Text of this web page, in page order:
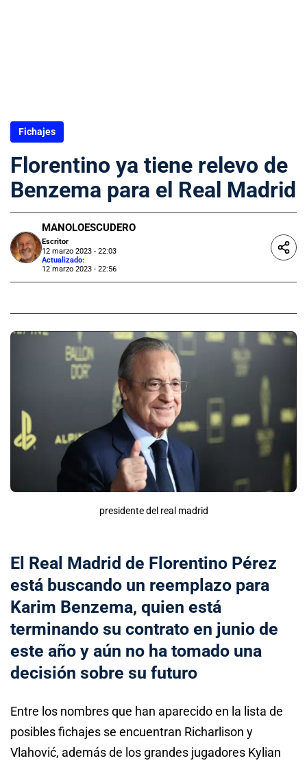
Fichajes
Florentino ya tiene relevo de
Benzema para el Real Madrid
MANOLOESCUDERO
Escritor
12 marzo 2023 - 22:03
Actualizado:
12 marzo 2023 - 22:56
presidente del real madrid
El Real Madrid de Florentino Pérez
está buscando un reemplazo para
Karim Benzema, quien está
terminando su contrato en junio de
este año y aún no ha tomado una
decisión sobre su futuro
Entre los nombres que han aparecido en la lista de
posibles fichajes se encuentran Richarlison y
Vlahović, además de los grandes jugadores Kylian